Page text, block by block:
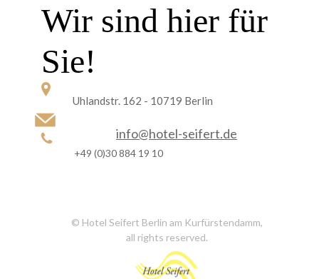
Wir sind hier für
Sie!
Uhlandstr. 162 - 10719 Berlin
info@hotel-seifert.de
+49 (0)30 884 19 10
© Hotel Seifert Berlin am Kurfürstendamm,
all rights reserved.